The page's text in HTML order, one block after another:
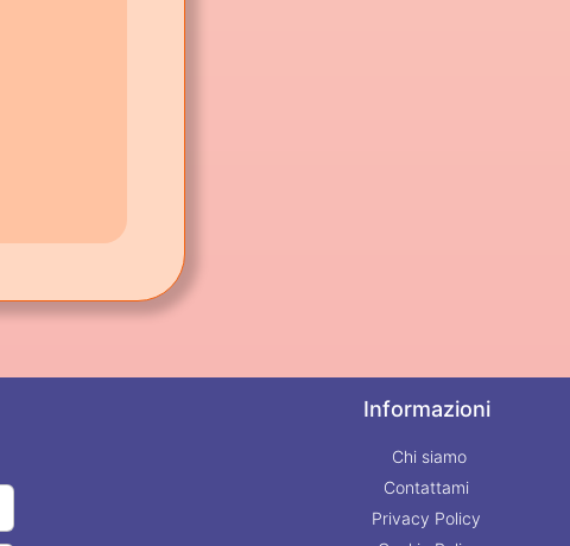
Informazioni
Chi siamo
Contattami
Privacy Policy